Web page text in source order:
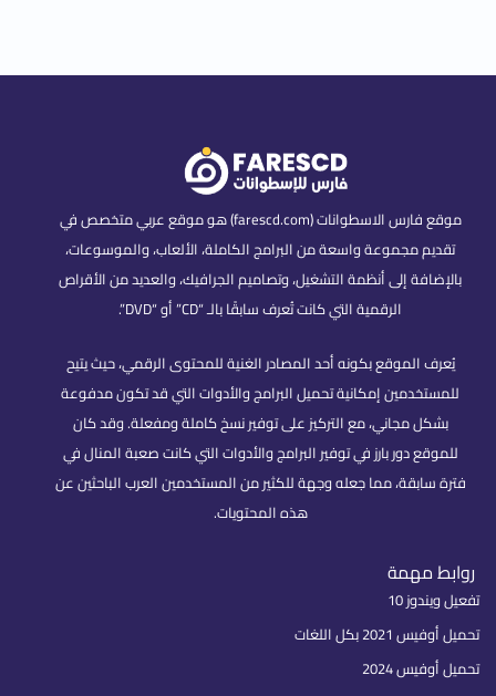
موقع فارس الاسطوانات (farescd.com) هو موقع عربي متخصص في
تقديم مجموعة واسعة من البرامج الكاملة، الألعاب، والموسوعات،
بالإضافة إلى أنظمة التشغيل، وتصاميم الجرافيك، والعديد من الأقراص
الرقمية التي كانت تُعرف سابقًا بالـ “CD” أو “DVD”.
يُعرف الموقع بكونه أحد المصادر الغنية للمحتوى الرقمي، حيث يتيح
للمستخدمين إمكانية تحميل البرامج والأدوات التي قد تكون مدفوعة
بشكل مجاني، مع التركيز على توفير نسخ كاملة ومفعلة. وقد كان
للموقع دور بارز في توفير البرامج والأدوات التي كانت صعبة المنال في
فترة سابقة، مما جعله وجهة للكثير من المستخدمين العرب الباحثين عن
هذه المحتويات.
روابط مهمة
تفعيل ويندوز 10
تحميل أوفيس 2021 بكل اللغات
تحميل أوفيس 2024